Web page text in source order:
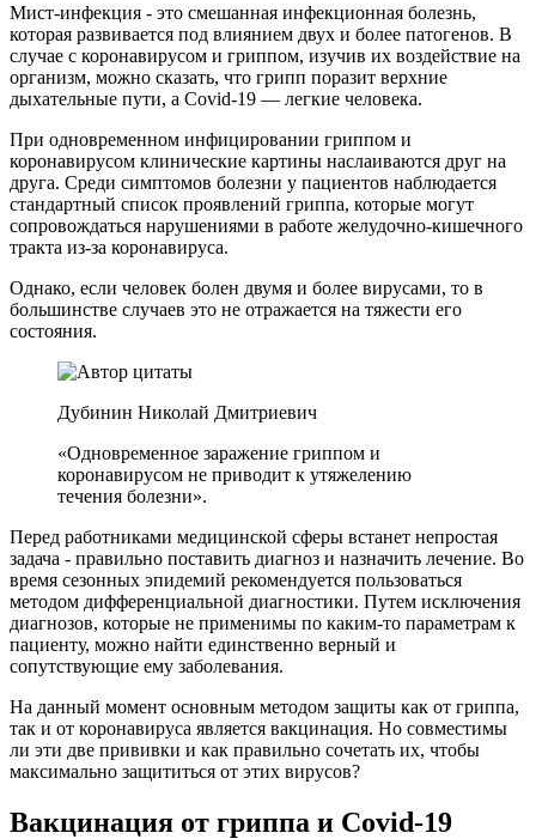
Мист-инфекция - это смешанная инфекционная болезнь,
которая развивается под влиянием двух и более патогенов. В
случае с коронавирусом и гриппом, изучив их воздействие на
организм, можно сказать, что грипп поразит верхние
дыхательные пути, а Covid-19 — легкие человека.
При одновременном инфицировании гриппом и
коронавирусом клинические картины наслаиваются друг на
друга. Среди симптомов болезни у пациентов наблюдается
стандартный список проявлений гриппа, которые могут
сопровождаться нарушениями в работе желудочно-кишечного
тракта из-за коронавируса.
Однако, если человек болен двумя и более вирусами, то в
большинстве случаев это не отражается на тяжести его
состояния.
Дубинин Николай Дмитриевич
«Одновременное заражение гриппом и
коронавирусом не приводит к утяжелению
течения болезни».
Перед работниками медицинской сферы встанет непростая
задача - правильно поставить диагноз и назначить лечение. Во
время сезонных эпидемий рекомендуется пользоваться
методом дифференциальной диагностики. Путем исключения
диагнозов, которые не применимы по каким-то параметрам к
пациенту, можно найти единственно верный и
сопутствующие ему заболевания.
На данный момент основным методом защиты как от гриппа,
так и от коронавируса является вакцинация. Но совместимы
ли эти две прививки и как правильно сочетать их, чтобы
максимально защититься от этих вирусов?
Вакцинация от гриппа и Covid-19